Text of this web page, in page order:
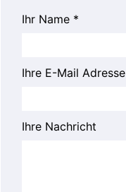
Ihr Name *
Ihre E-Mail
Ihre Nachricht